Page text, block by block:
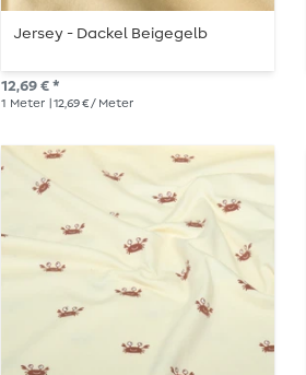
Jersey - Dackel Beigegelb
12,69 € *
1 Meter | 12,69 € / Meter